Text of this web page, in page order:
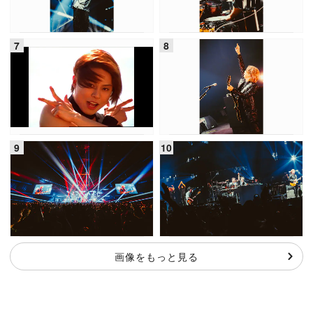
画像をもっと見る